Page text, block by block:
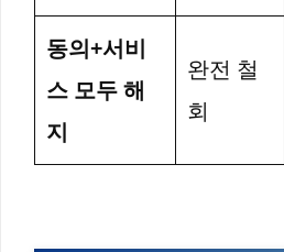
동의+서비
스 모두 해
지
완전 철
회